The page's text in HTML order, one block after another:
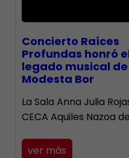
​Concierto Raíces
Profundas honró
legado musical de
Modesta Bor
La Sala Anna Julia
CECA Aquiles Nazoa
ver más